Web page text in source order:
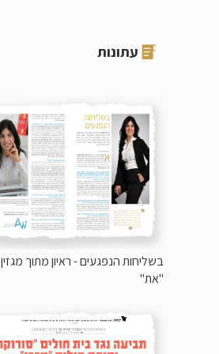
עתונות
בשליחות הנפגעים - ראיון מתוך מגזין
"את"